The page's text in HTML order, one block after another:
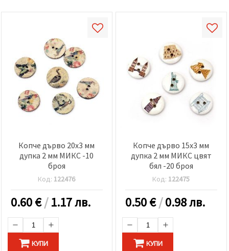
Копче дърво 20x3 мм
дупка 2 мм МИКС -10
броя
Код: 122476
0.60€/1.17 лв.
КУПИ
Копче дърво 15x3 мм
дупка 2 мм МИКС цвят
бял -20 броя
Код: 122475
0.50€/0.98 лв.
КУПИ